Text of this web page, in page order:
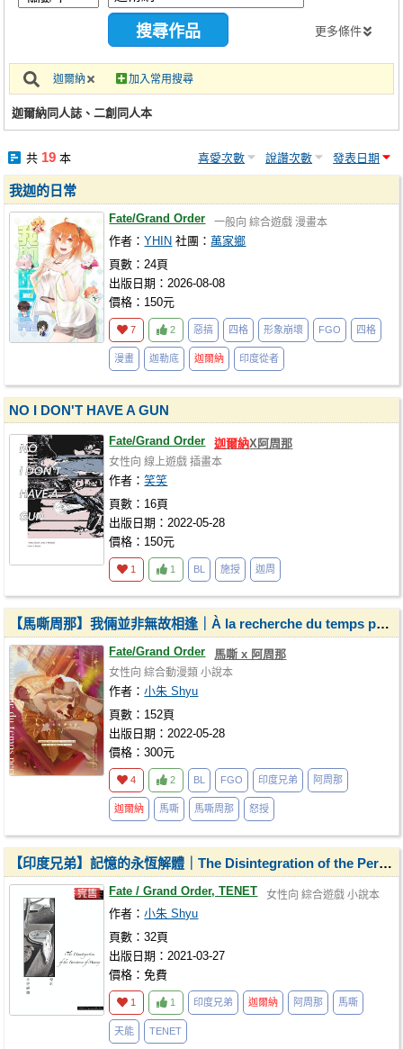
會員中心
註冊會員
更多條件
迦爾納 加入常用搜尋
迦爾納同人誌、二創同人本
共 19本 喜愛次數 說讚次數 發表日期
我迦的日常
Fate/Grand Order 一般向 綜合遊戲 漫畫本
作者：YHIN 社團：萬家鄉
頁數：24頁
出版日期：2026-08-08
價格：150元
7 2 惡搞 四格 形象崩壞 FGO 四格
漫畫 迦勒底 迦爾納 印度從者
NO I DON'T HAVE A GUN
Fate/Grand Order 迦爾納X阿周那
女性向 線上遊戲 插畫本
作者：笑笑
頁數：16頁
出版日期：2022-05-28
價格：150元
1 1 BL 施授 迦周
【馬嘶周那】我倆並非無故相逢｜À la recherche du temps perdu
Fate/Grand Order 馬嘶 x 阿周那
女性向 綜合動漫類 小說本
作者：小朱 Shyu
頁數：152頁
出版日期：2022-05-28
價格：300元
4 2 BL FGO 印度兄弟 阿周那
迦爾納 馬嘶 馬嘶周那 怒授
【印度兄弟】記憶的永恆解體｜The Disintegration of the Persistence of Memory
Fate / Grand Order, TENET 女性向 綜合遊戲 小說本
作者：小朱 Shyu
頁數：32頁
出版日期：2021-03-27
價格：免費
1 1 印度兄弟 迦爾納 阿周那 馬嘶
天能 TENET